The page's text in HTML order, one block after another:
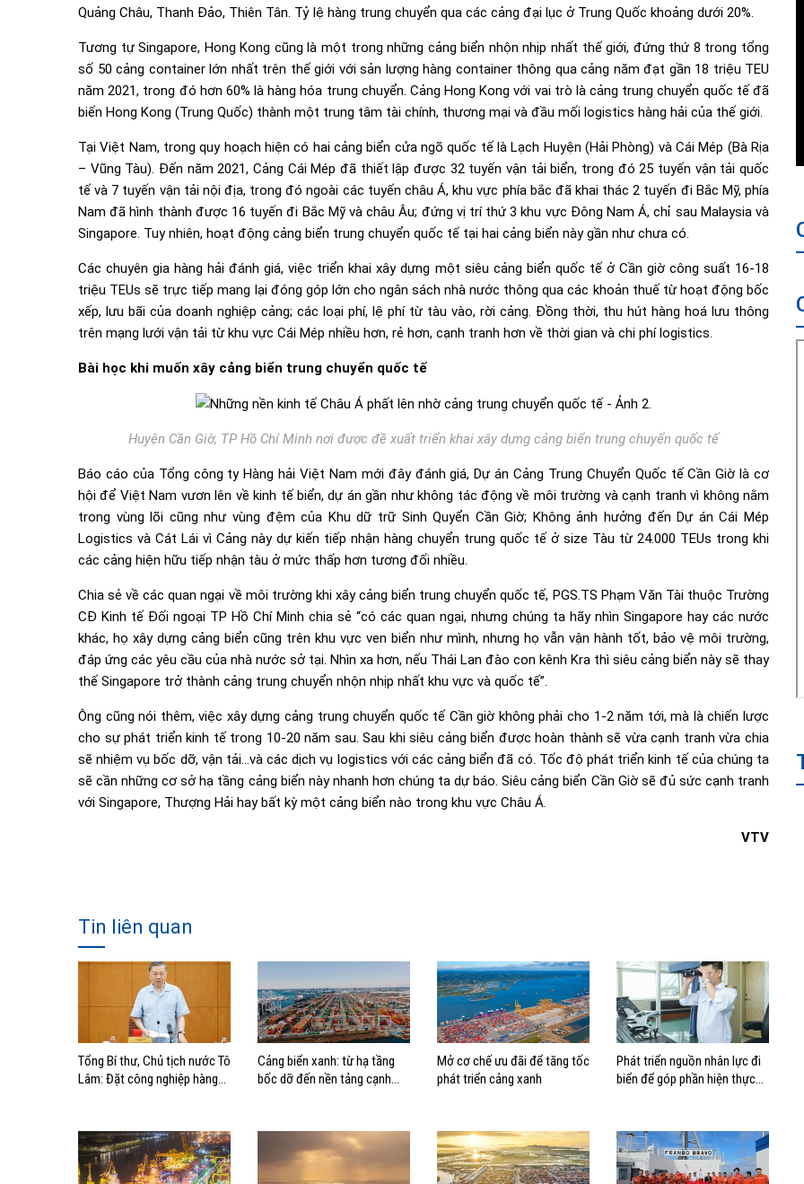
Quảng Châu, Thanh Đảo, Thiên Tân. Tỷ lệ hàng trung chuyển qua các cảng đại lục ở Trung Quốc khoảng dưới 20%.
Tương tự Singapore, Hong Kong cũng là một trong những cảng biển nhộn nhịp nhất thế giới, đứng thứ 8 trong tổng
số 50 cảng container lớn nhất trên thế giới với sản lượng hàng container thông qua cảng năm đạt gần 18 triệu TEU
năm 2021, trong đó hơn 60% là hàng hóa trung chuyển. Cảng Hong Kong với vai trò là cảng trung chuyển quốc tế đã
biến Hong Kong (Trung Quốc) thành một trung tâm tài chính, thương mại và đầu mối logistics hàng hải của thế giới.
Tại Việt Nam, trong quy hoạch hiện có hai cảng biển cửa ngõ quốc tế là Lạch Huyện (Hải Phòng) và Cái Mép (Bà Rịa
– Vũng Tàu). Đến năm 2021, Cảng Cái Mép đã thiết lập được 32 tuyến vận tải biển, trong đó 25 tuyến vận tải quốc
tế và 7 tuyến vận tải nội địa, trong đó ngoài các tuyến châu Á, khu vực phía bắc đã khai thác 2 tuyến đi Bắc Mỹ, phía
Nam đã hình thành được 16 tuyến đi Bắc Mỹ và châu Âu; đứng vị trí thứ 3 khu vực Đông Nam Á, chỉ sau Malaysia và
Singapore. Tuy nhiên, hoạt động cảng biển trung chuyển quốc tế tại hai cảng biển này gần như chưa có.
Các chuyên gia hàng hải đánh giá, việc triển khai xây dựng một siêu cảng biển quốc tế ở Cần giờ công suất 16-18
triệu TEUs sẽ trực tiếp mang lại đóng góp lớn cho ngân sách nhà nước thông qua các khoản thuế từ hoạt động bốc
xếp, lưu bãi của doanh nghiệp cảng; các loại phí, lệ phí từ tàu vào, rời cảng. Đồng thời, thu hút hàng hoá lưu thông
trên mạng lưới vận tải từ khu vực Cái Mép nhiều hơn, rẻ hơn, cạnh tranh hơn về thời gian và chi phí logistics.
Bài học khi muốn xây cảng biển trung chuyển quốc tế
Huyện Cần Giờ, TP Hồ Chí Minh nơi được đề xuất triển khai xây dựng cảng biển trung chuyển quốc tế
Báo cáo của Tổng công ty Hàng hải Việt Nam mới đây đánh giá, Dự án Cảng Trung Chuyển Quốc tế Cần Giờ là cơ
hội để Việt Nam vươn lên về kinh tế biển, dự án gần như không tác động về môi trường và cạnh tranh vì không nằm
trong vùng lõi cũng như vùng đệm của Khu dữ trữ Sinh Quyển Cần Giờ; Không ảnh hưởng đến Dự án Cái Mép
Logistics và Cát Lái vì Cảng này dự kiến tiếp nhận hàng chuyển trung quốc tế ở size Tàu từ 24.000 TEUs trong khi
các cảng hiện hữu tiếp nhận tàu ở mức thấp hơn tương đối nhiều.
Chia sẻ về các quan ngại về môi trường khi xây cảng biển trung chuyển quốc tế, PGS.TS Phạm Văn Tài thuộc Trường
CĐ Kinh tế Đối ngoại TP Hồ Chí Minh chia sẻ “có các quan ngại, nhưng chúng ta hãy nhìn Singapore hay các nước
khác, họ xây dựng cảng biển cũng trên khu vực ven biển như mình, nhưng họ vẫn vận hành tốt, bảo vệ môi trường,
đáp ứng các yêu cầu của nhà nước sở tại. Nhìn xa hơn, nếu Thái Lan đào con kênh Kra thì siêu cảng biển này sẽ thay
thế Singapore trở thành cảng trung chuyển nhộn nhịp nhất khu vực và quốc tế”.
Ông cũng nói thêm, việc xây dựng cảng trung chuyển quốc tế Cần giờ không phải cho 1-2 năm tới, mà là chiến lược
cho sự phát triển kinh tế trong 10-20 năm sau. Sau khi siêu cảng biển được hoàn thành sẽ vừa cạnh tranh vừa chia
sẽ nhiệm vụ bốc dỡ, vận tải…và các dịch vụ logistics với các cảng biển đã có. Tốc độ phát triển kinh tế của chúng ta
sẽ cần những cơ sở hạ tầng cảng biển này nhanh hơn chúng ta dự báo. Siêu cảng biển Cần Giờ sẽ đủ sức cạnh tranh
với Singapore, Thượng Hải hay bất kỳ một cảng biển nào trong khu vực Châu Á.
VTV
Tin liên quan
Tổng Bí thư, Chủ tịch nước Tô
Lâm: Đặt công nghiệp hàng
thành quốc gia biển mạnh
Cảng biển xanh: từ hạ tầng
bốc dỡ đến nền tảng cạnh
Mở cơ chế ưu đãi để tăng tốc
phát triển cảng xanh
Phát triển nguồn nhân lực đi
biển để góp phần hiện thực